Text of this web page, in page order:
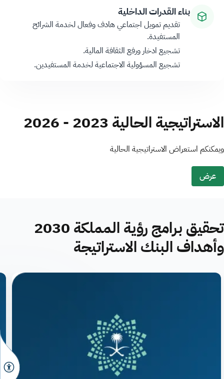
بناء القدرات الداخلية
تقديم تمويل اجتماعي هادف وفعال لخدمة الشرائح
المستفيدة.
تشجيع ادخار ورفع الثقافة المالية.
تشجيع المسؤولية الاجتماعية لخدمة المستفيدين.
الاستراتيجية الحالية 2023 - 2026
ويمكنكم استعراض الاستراتيجية الحالية
عرض
تحقيق برامج رؤية المملكة 2030
وأهداف البنك الاستراتيجة